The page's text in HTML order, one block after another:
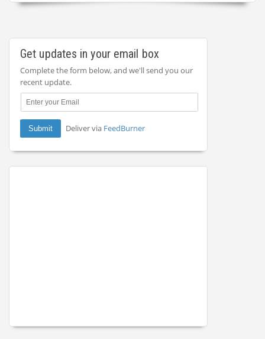
Get updates in your email box
Complete the form below, and we'll send you our
recent update.
Deliver via FeedBurner